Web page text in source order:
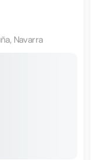
Navarra